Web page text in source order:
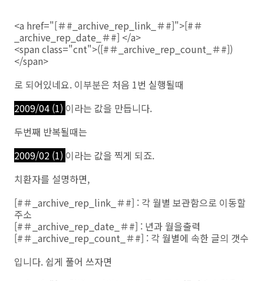
<a href="[＃#_archive_rep_link_＃#]">[#＃
_archive_rep_date_＃#] </a>
<span class="cnt">([#＃_archive_rep_count_＃#])
</span>
로 되어있네요. 이부분은 처음 1번 실행될때
2009/04 (1) 이라는 값을 만듭니다.
두번째 반복될때는
2009/02 (1) 이라는 값을 찍게 되죠.
치환자를 설명하면,
[#＃_archive_rep_link_ ＃#] : 각 월별 보관함으로 이동할
주소
[#＃ _archive_rep_date_ ＃#] : 년과 월을출력
[#＃ _archive_rep_count_ ＃#] : 각 월별에 속한 글의 갯수
입니다. 쉽게 풀어 쓰자면